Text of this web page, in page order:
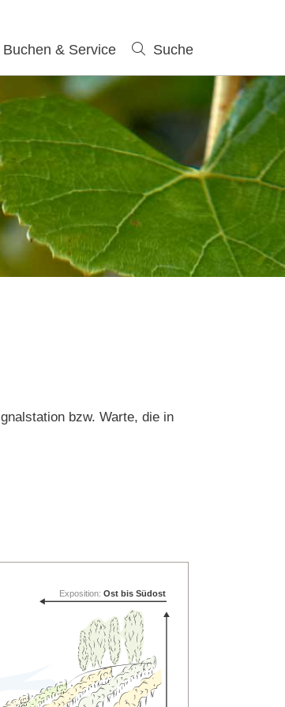
Buchen & Service Suche
bzw. Warte, die in
Exposition:Ost bis Südost